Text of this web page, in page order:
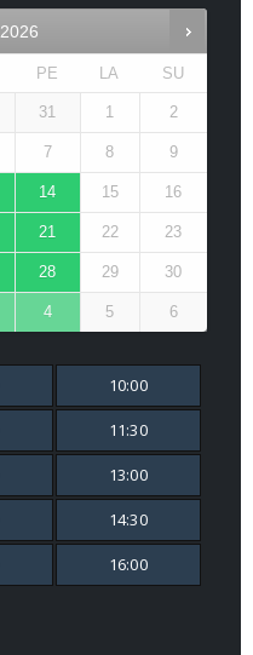
2026
PE LA SU
31 1 2
7 8 9
14 15 16
21 22 23
28 29 30
4 5 6
10:00
11:30
13:00
14:30
16:00